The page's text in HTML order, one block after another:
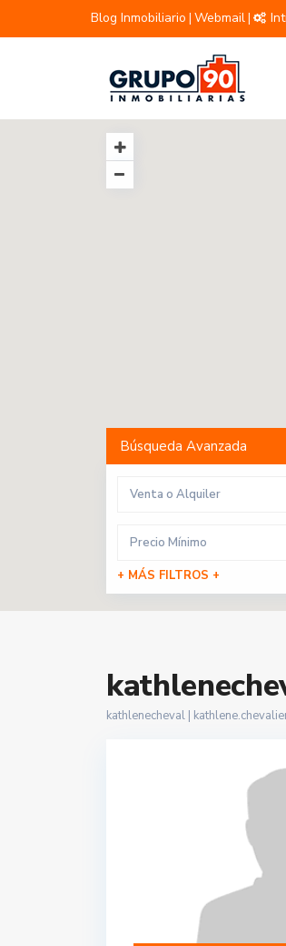
Blog Inmobiliario | Webmail|
Búsqueda Avanzada
Venta o Alquiler
+ MÁS FILTROS +
kathlenecheval |